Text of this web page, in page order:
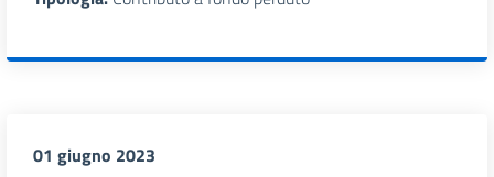
01 giugno 2023